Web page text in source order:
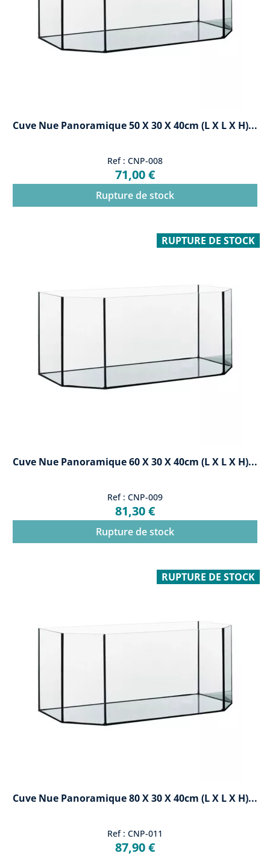
Cuve Nue Panoramique 50 X 30 X 40cm (L X L X H)...
Ref : CNP-008
71,00 €
Rupture de stock
Cuve Nue Panoramique 60 X 30 X 40cm (L X L X H)...
Ref : CNP-009
81,30 €
Rupture de stock
RUPTURE DE STOCK
Cuve Nue Panoramique 80 X 30 X 40cm (L X L X H)...
Ref : CNP-011
87,90 €
RUPTURE DE STOCK